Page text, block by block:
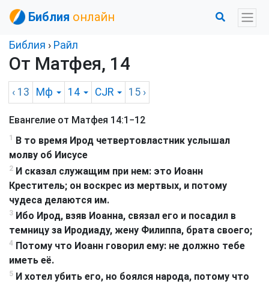
Библия онлайн
Библия › Райл
От Матфея, 14
‹ 13 Мф 14 CJR 15 ›
Евангелие от Матфея 14:1−12
1
В то время Ирод четвертовластник услышал
молву об Иисусе
2 И сказал служащим при нем: это Иоанн
Креститель; он воскрес из мертвых, и потому
чудеса делаются им.
3 Ибо Ирод, взяв Иоанна, связал его и посадил в
темницу за Иродиаду, жену Филиппа, брата своего;
4 Потому что Иоанн говорил ему: не должно тебе
иметь её.
5 И хотел убить его, но боялся народа, потому что